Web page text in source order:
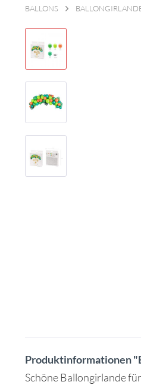
BALLONS
Produktinformationen
Schöne Ballongirlande